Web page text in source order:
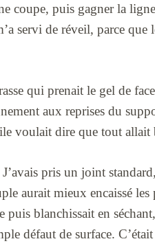
coupe, puis gagner la
servi de réveil, parce que
qui prenait le gel de
aux reprises du
voulait dire que tout allait
pris un joint
aurait mieux encaissé
blanchissait en
défaut de surface.